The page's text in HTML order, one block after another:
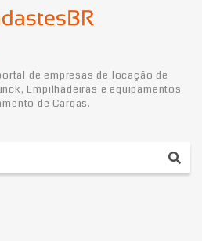
de empresas de locação de
Empilhadeiras e equipamentos
de Cargas.